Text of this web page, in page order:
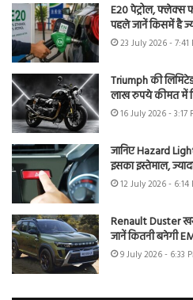
E20 पेट्रोल, फ्लेक्स
पहले जानें किसमें है
23 July 2026 - 7:41
Triumph की
लाख रुपये कीमत में
16 July 2026 - 3:17
जानिए Hazard
इसका इस्तेमाल,
12 July 2026 - 6:14
Renault Duster
जानें कितनी बनेगी
9 July 2026 - 6:33